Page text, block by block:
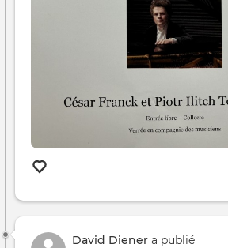
David Diener a publié